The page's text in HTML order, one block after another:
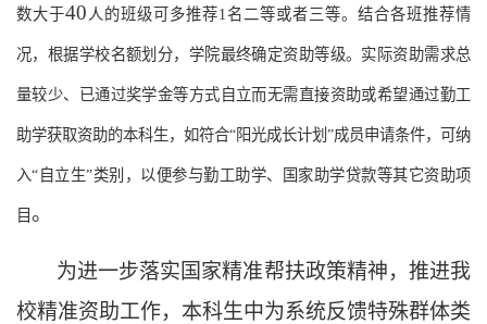
数大于40 人的班级可多推荐1名二等或者三等。结合各班推荐情
况，根据学校名额划分，学院最终确定资助等级。实际资助需求总
量较少、已通过奖学金等方式自立而无需直接资助或希望通过勤工
助学获取资助的本科生，如符合“阳光成长计划”成员申请条件，可纳
入“自立生”类别，以便参与勤工助学、国家助学贷款等其它资助项
目 。
为进一步落实国家精准帮扶政策精神，推进我
校精准资助工作，本科生中为系统反馈特殊群体类